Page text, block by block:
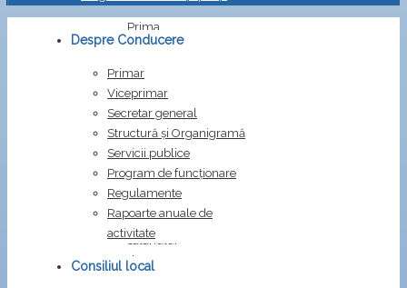
Prima
pagină
Dispozitia
39/2024
Dispozitia
39/2024
privind
stabilirea
salariului
de
Despre Conducere
Primar
Viceprimar
Secretar general
Structură și Organigramă
Servicii publice
Program de funcționare
Regulamente
Rapoarte anuale de
activitate
Consiliul local